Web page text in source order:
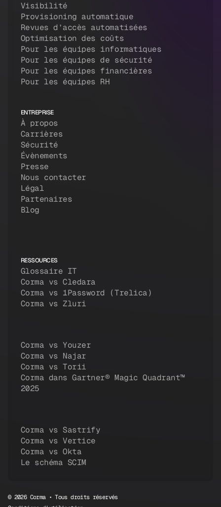
Visibilité
Provisioning automatique
Revues d’accès automatisées
Optimisation des coûts
Pour les équipes informatiques
Pour les équipes de sécurité
Pour les équipes financières
Pour les équipes RH
ENTREPRISE
À propos
Carrières
Sécurité
Évènements
Presse
Nous contacter
Légal
Partenaires
Blog
RESSOURCES
Glossaire IT
Corma vs Cledara
Corma vs 1Password (Trelica)
Corma vs Zluri
Corma vs Youzer
Corma vs Najar
Corma vs Torii
Corma dans Gartner® Magic Quadrant™
2025
Corma vs Sastrify
Corma vs Vertice
Corma vs Okta
Le schéma SCIM
© 2026 Corma • Tous droits réservés